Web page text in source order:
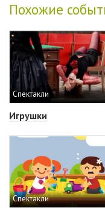
Похожие
Спектакли
Игрушки
Спектакли